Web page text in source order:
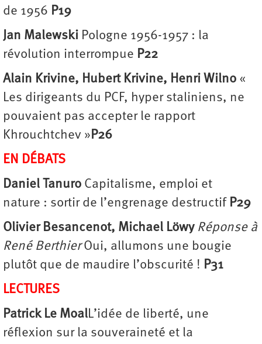
de 1956 P19
Jan Malewski Pologne 1956-1957 : la
révolution interrompue P22
Alain Krivine, Hubert Krivine, Henri Wilno «
Les dirigeants du PCF, hyper staliniens, ne
pouvaient pas accepter le rapport
Khrouchtchev »P26
EN DÉBATS
Daniel Tanuro Capitalisme, emploi et
nature : sortir de l’engrenage destructif P29
Olivier Besancenot, Michael Löwy Réponse à
René Berthier Oui, allumons une bougie
plutôt que de maudire l’obscurité ! P31
LECTURES
Patrick Le MoalL’idée de liberté, une
réflexion sur la souveraineté et la